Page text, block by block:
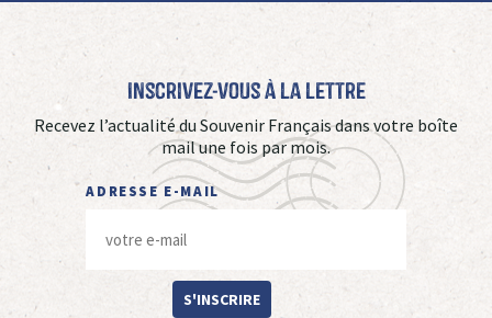
Inscrivez-vous à La Lettre
Recevez l’actualité du Souvenir Français dans votre boîte
mail une fois par mois.
ADRESSE E-MAIL
S'INSCRIRE